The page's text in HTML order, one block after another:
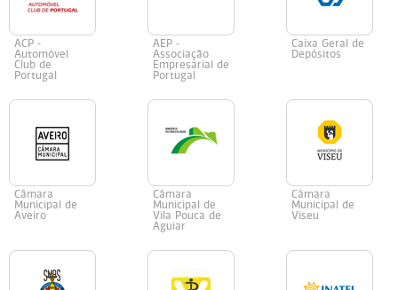
ACP -
Automóvel
Club de
Portugal
AEP -
Associação
Empresarial de
Portugal
Caixa Geral de
Depósitos
Câmara
Municipal de
Aveiro
Câmara
Municipal de
Vila Pouca de
Aguiar
Câmara
Municipal de
Viseu